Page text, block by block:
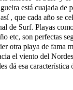
está cuajada de
, que cada año se
de Surf. Playas
etc, son perfectas
otra playa de fama
el viento del
dá esa característica